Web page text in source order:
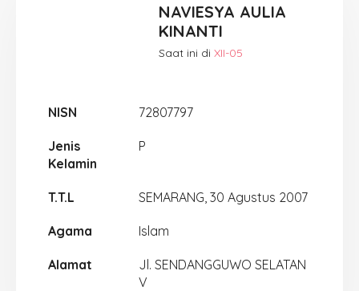
NAVIESYA AULIA
KINANTI
Saat ini di XII-05
NISN 72807797
Jenis
Kelamin
P
T.T.L SEMARANG, 30 Agustus 2007
Agama Islam
Alamat
Jl. SENDANGGUWO SELATAN
V